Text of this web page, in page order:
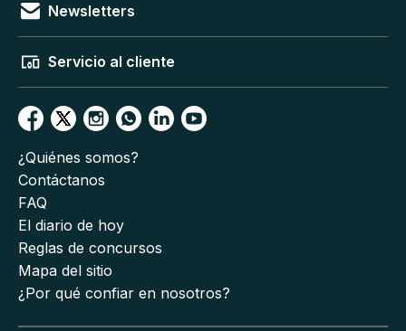
Newsletters
Servicio al cliente
¿Quiénes somos?
Contáctanos
FAQ
El diario de hoy
Reglas de concursos
Mapa del sitio
¿Por qué confiar en nosotros?